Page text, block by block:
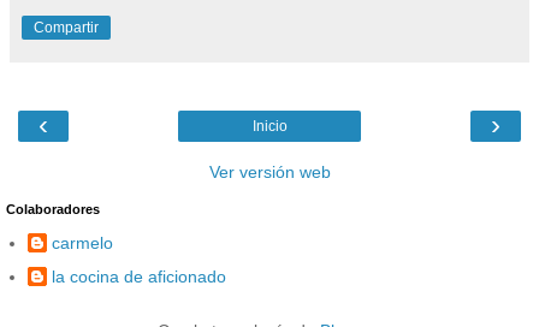
Compartir
‹ ›
Inicio
Ver versión web
Colaboradores
carmelo
la cocina de aficionado